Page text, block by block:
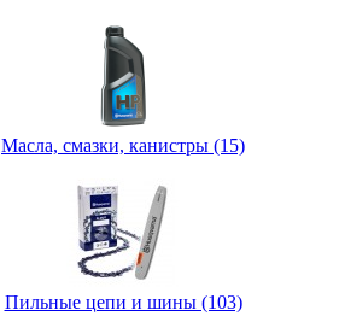
Масла, смазки, канистры (15)
Пильные цепи и шины (103)